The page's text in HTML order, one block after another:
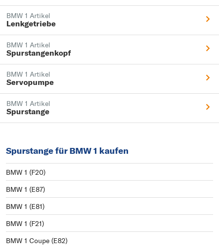
BMW 1 Artikel
Lenkgetriebe
BMW 1 Artikel
Spurstangenkopf
BMW 1 Artikel
Servopumpe
BMW 1 Artikel
Spurstange
Spurstange für BMW 1 kaufen
BMW 1 (F20)
BMW 1 (E87)
BMW 1 (E81)
BMW 1 (F21)
BMW 1 Coupe (E82)